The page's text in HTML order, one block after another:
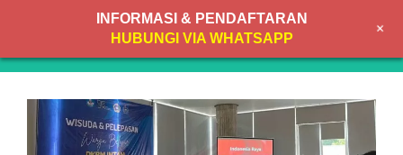
content
INFORMASI & PENDAFTARAN
HUBUNGI VIA WHATSAPP
+